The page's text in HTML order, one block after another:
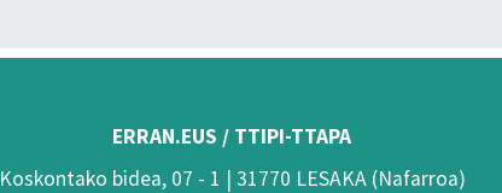
ERRAN.EUS / TTIPI-TTAPA
Koskontako bidea, 07 - 1 | 31770 LESAKA (Nafarroa)